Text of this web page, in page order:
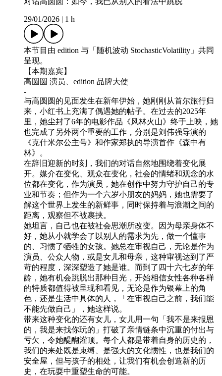
29/01/2026 1 h
本节目由 edition 与「随机波动 StochasticVolatility」共同
呈现。
【本期嘉宾】
高圆圆 演员、edition 品牌大使
-
与高圆圆的见面发生在新年伊始，她刚刚从首尔旅行归
来，小红书上充满了偶遇她的帖子。在过去的2025年
里，她尘封了6年的电影作品《风林火山》终于上映，她
也完成了另外两个重要的工作，分别是刘伟强导演的
《克什米尔公主号》和作家郑执的导演首作《森中有
林》。
在辞旧迎新的时刻，我们的对话自然地围绕着变化展
开。媒介在变化、观众在变化，社会的情绪和观念的水
位都在变化，作为演员，她在创作中努力守护自己的专
业和节奏；但作为一个六岁小朋友的妈妈，她也需要了
解这个世界上发生的新鲜事，同时保持着与浪潮之间的
距离，观察但不被裹挟。
她坦言，自己也在被社会思潮所改变。因为母亲身体不
好，她从小就学会了以别人的需求为先，做一个懂事
的、习惯了牺牲的女孩。她总在审视自己，无论是作为
演员、公众人物，或是女儿和母亲，这种审视达到了严
苛的程度，深深塑造了她是谁。而到了四十六七岁的年
龄，她有机会跳脱出那种目光，开始相信女性各种各样
的特质都值得被呈现和看见，无论是作为银幕上的角
色，还是生活中具体的人，「在审视自己之前，我们能
不能先做自己」，她这样说。
带来这种变化的还有女儿，女儿用一句「我不是来报恩
的，我是来找你玩的」打破了亲情链条中沉重的付出与
亏欠，令她醍醐灌顶。每个人都是带着自身的历史的，
我们的来处既是束缚、是强大的文化惯性，也是我们的
安全屋，但与孩子的相处，让我们有机会创造新的历
史，在玩耍中重塑生命的可能。